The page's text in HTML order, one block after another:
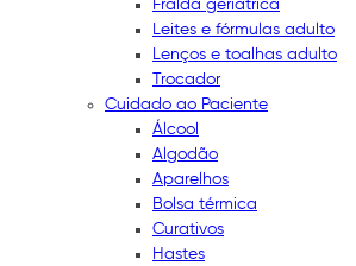
Fralda geriátrica
Leites e fórmulas adulto
Lenços e toalhas adulto
Trocador
Cuidado ao Paciente
Álcool
Algodão
Aparelhos
Bolsa térmica
Curativos
Hastes